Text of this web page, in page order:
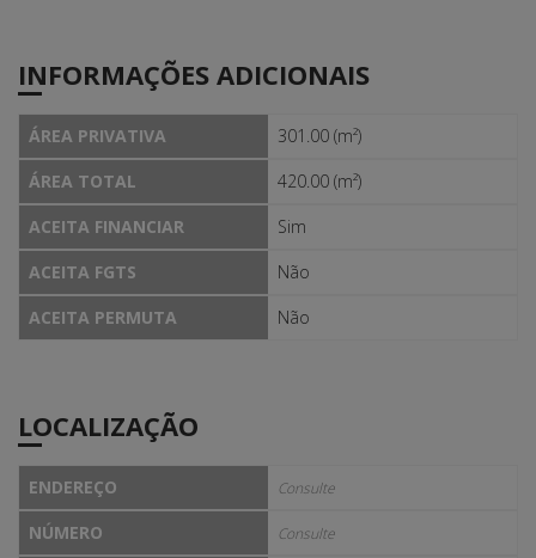
INFORMAÇÕES ADICIONAIS
ÁREA PRIVATIVA
301.00 (m²)
ÁREA TOTAL
420.00 (m²)
ACEITA FINANCIAR
Sim
ACEITA FGTS
Não
ACEITA PERMUTA
Não
LOCALIZAÇÃO
ENDEREÇO Consulte
NÚMERO Consulte